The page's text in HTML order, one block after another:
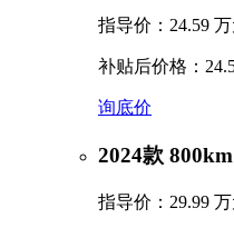
指导价：24.59
补贴后价格：
询底价
2024款
指导价：29.99